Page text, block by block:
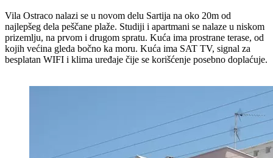
Vila Ostraco nalazi se u novom delu Sartija na oko 20m od
najlepšeg dela peščane plaže. Studiji i apartmani se nalaze u niskom
prizemlju, na prvom i drugom spratu. Kuća ima prostrane terase, od
kojih većina gleda bočno ka moru. Kuća ima SAT TV, signal za
besplatan WIFI i klima uređaje čije se korišćenje posebno doplaćuje.